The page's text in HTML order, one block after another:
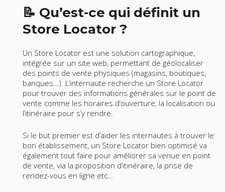
📝 Qu’est-ce qui définit un
Store Locator ?
Un Store Locator est une solution cartographique,
intégrée sur un site web, permettant de géolocaliser
des points de vente physiques (magasins, boutiques,
banques…). L’internaute recherche un Store Locator
pour trouver des informations générales sur le point de
vente comme les horaires d’ouverture, la localisation ou
l’itinéraire pour s’y rendre.
Si le but premier est d’aider les internautes à trouver le
bon établissement, un Store Locator bien optimisé va
également tout faire pour améliorer sa venue en point
de vente, via la proposition d’itinéraire, la prise de
rendez-vous en ligne etc…